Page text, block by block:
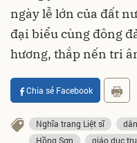
ngày lễ lớn của đất
đại biểu cùng đông
hương, thắp nến tri
Chia sẻ Facebook
Nghĩa trang Liệt sĩ
Hồng Sơn
giáo dục